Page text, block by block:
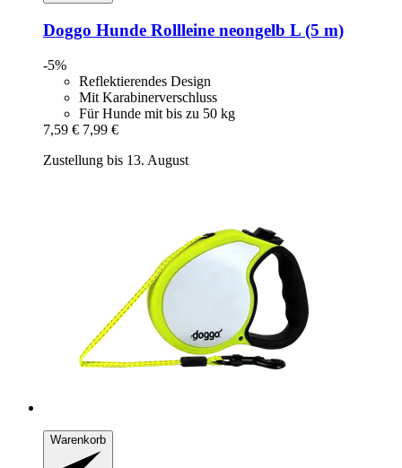
Doggo Hunde Rollleine neongelb L (5 m)
-5%
Reflektierendes Design
Mit Karabinerverschluss
Für Hunde mit bis zu 50 kg
7,59 € 7,99 €
Zustellung bis 13. August
Warenkorb